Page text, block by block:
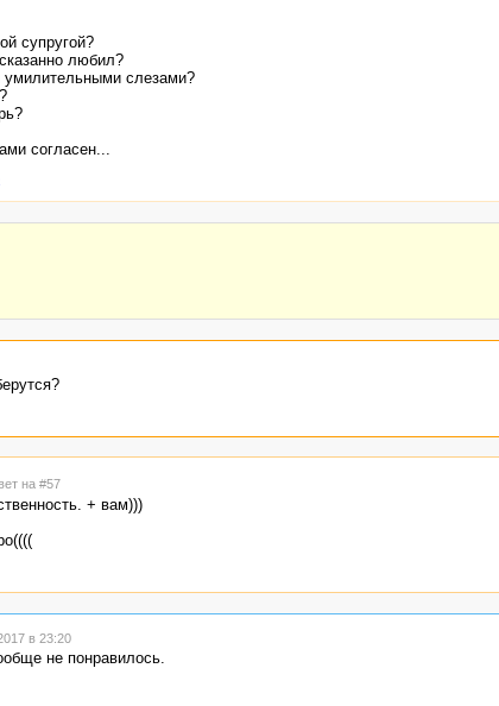
супругой?
любил?
умилительными слезами?
согласен...
на #57
+ вам)))
в 23:20
не понравилось.